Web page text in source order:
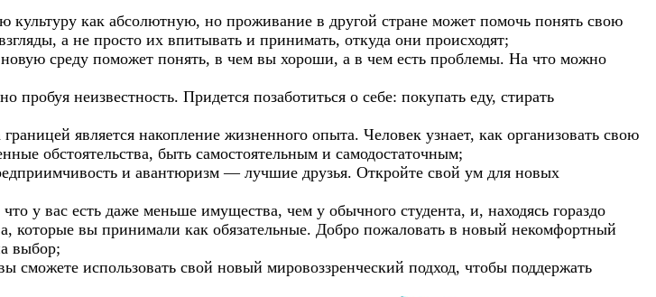
культуру как абсолютную, но проживание в другой стране может помочь понять свою
а не просто их впитывать и принимать, откуда они происходят;
среду поможет понять, в чем вы хороши, а в чем есть проблемы. На что можно
пробуя неизвестность. Придется позаботиться о себе: покупать еду, стирать
является накопление жизненного опыта. Человек узнает, как организовать свою
обстоятельства, быть самостоятельным и самодостаточным;
и авантюризм — лучшие друзья. Откройте свой ум для новых
у вас есть даже меньше имущества, чем у обычного студента, и, находясь гораздо
которые вы принимали как обязательные. Добро пожаловать в новый некомфортный
выбор;
сможете использовать свой новый мировоззренческий подход, чтобы поддержать